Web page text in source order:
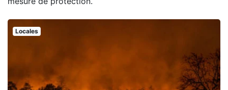
Locales